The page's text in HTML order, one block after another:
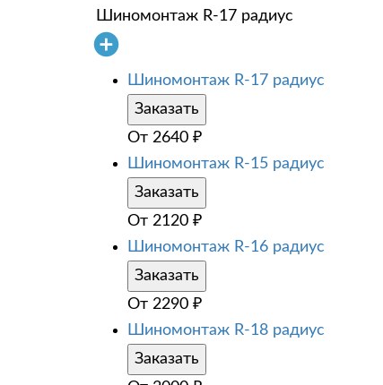
Шиномонтаж R-17 радиус
Шиномонтаж R-17 радиус
Заказать
От 2640 ₽
Шиномонтаж R-15 радиус
Заказать
От 2120 ₽
Шиномонтаж R-16 радиус
Заказать
От 2290 ₽
Шиномонтаж R-18 радиус
Заказать